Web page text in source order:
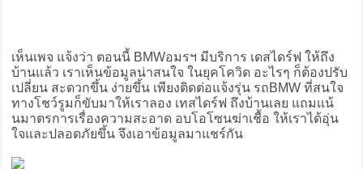
เห็นเพจ แจ้งว่า ตอนนี้ BMWอมรฯ มีบริการ เดสไดร์ฟ ให้ถึง
บ้านแล้ว เราเห็นข้อมูลน่าสนใจ ในยุคโควิด อะไรๆ ก็ต้องปรับ
เปลี่ยน สะดวกขึ้น ง่ายขึ้น เพียงติดต่อแจ้งรุ่น รถBMW ที่สนใจ
ทางโชว์รูมก็ขับมาให้เราลอง เทสไดร์ฟ ถึงบ้านเลย แถมเเน้
นมาตรการเรื่องความสะอาด อบโอโซนฆ่าเชื้อ ให้เราได้อุ่น
ใจและปลอดภัยขึ้น จึงเอาข้อมูลมาแชร์กัน